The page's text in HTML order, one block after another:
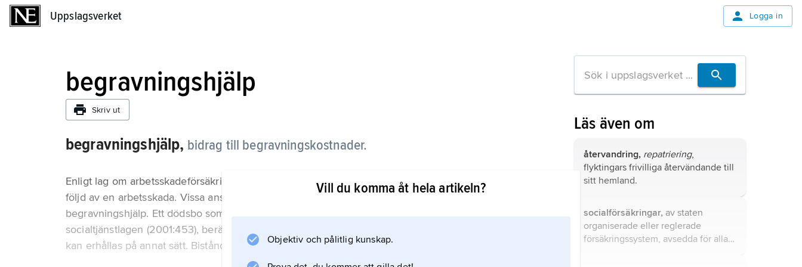
Uppslagsverket Logga in
begravningshjälp
Skriv ut
begravningshjälp, bidrag till begravningskostnader.
Enligt lag om arbetsskadeförsäkring (1976:380) utgår begravningshjälp om försäkrad avlidit till
följd av en arbetsskada. Vissa anställda är genom kollektivavtal berättigade till
begravningshjälp. Ett dödsbo som saknar tillgångar till begravningskostnader är, enligt
socialtjänstlagen (2001:453), berättigat till ekonomisk hjälp av socialnämnden, om medel inte
kan erhållas på annat sätt. Biståndet skall
Vill du komma åt hela artikeln?
Objektiv och pålitlig kunskap.
Läs även om
återvandring, repatriering,
flyktingars frivilliga återvändande till
sitt hemland.
socialförsäkringar, av staten
organiserade eller reglerade
försäkringssystem, avsedda för alla